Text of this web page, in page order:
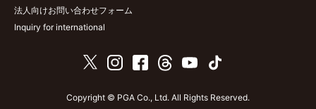
法人向けお問い合わせフォーム
Inquiry for international
Copyright © PGA Co., Ltd. All Rights Reserved.